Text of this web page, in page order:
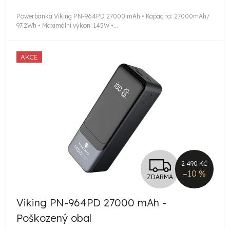
Powerbanka Viking PN-964PD 27000 mAh • Kapacita: 27000mAh/
97.2Wh • Maximální výkon: 145W •...
AKCE
Z
D
ZDARMA
2 490 KČ
–10 %
Viking PN-964PD 27000 mAh -
Poškozený obal